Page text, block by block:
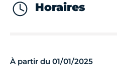
Horaires
À partir du 01/01/2025